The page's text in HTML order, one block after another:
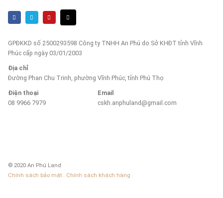
GPĐKKD số 2500293598 Công ty TNHH An Phú do Sở KHĐT tỉnh Vĩnh
Phúc cấp ngày 03/01/2003
Địa chỉ
Đường Phan Chu Trinh, phường Vĩnh Phúc, tỉnh Phú Thọ
Điện thoại
08 9966 7979
Email
cskh.anphuland@gmail.com
© 2020 An Phú Land
Chính sách bảo mật . Chính sách khách hàng